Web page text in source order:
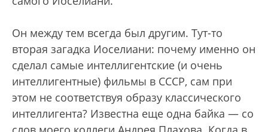
Он между тем всегда был другим. Тут-то
вторая загадка Иоселиани: почему именно он
сделал самые интеллигентские (и очень
интеллигентные) фильмы в СССР, сам при
этом не соответствуя образу классического
интеллигента? Известна еще одна байка — со